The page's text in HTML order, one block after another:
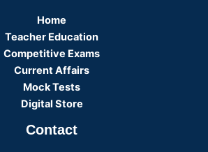
Home
Teacher Education
Competitive Exams
Current Affairs
Mock Tests
Digital Store
Contact